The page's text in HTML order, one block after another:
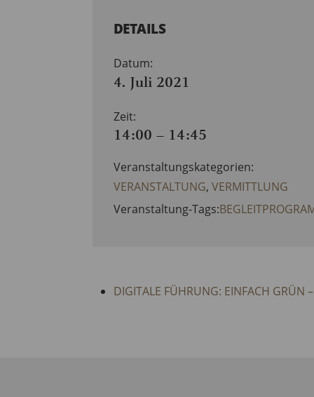
DETAILS
Datum:
4. Juli 2021
Zeit:
14:00 – 14:45
Veranstaltungskategorien:
VERANSTALTUNG, VERMITTLUNG
Veranstaltung-Tags:
DIGITALE FÜHRUNG: EINFACH GRÜN